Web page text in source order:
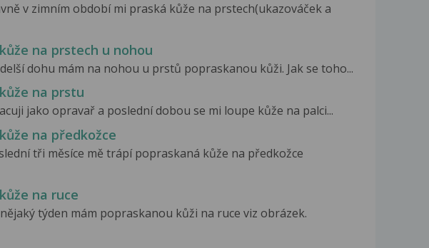
v zimním období mi praská kůže na prstech(ukazováček a
na prstech u nohou
dohu mám na nohou u prstů popraskanou kůži. Jak se toho...
na prstu
jako opravař a poslední dobou se mi loupe kůže na palci...
na předkožce
tři měsíce mě trápí popraskaná kůže na předkožce
na ruce
týden mám popraskanou kůži na ruce viz obrázek.